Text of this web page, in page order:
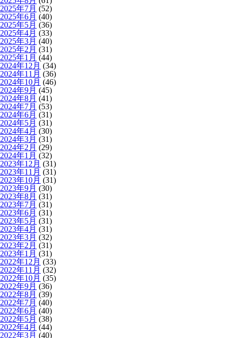
2025年7月 (52)
2025年6月 (40)
2025年5月 (36)
2025年4月 (33)
2025年3月 (40)
2025年2月 (31)
2025年1月 (44)
2024年12月 (34)
2024年11月 (36)
2024年10月 (46)
2024年9月 (45)
2024年8月 (41)
2024年7月 (53)
2024年6月 (31)
2024年5月 (31)
2024年4月 (30)
2024年3月 (31)
2024年2月 (29)
2024年1月 (32)
2023年12月 (31)
2023年11月 (31)
2023年10月 (31)
2023年9月 (30)
2023年8月 (31)
2023年7月 (31)
2023年6月 (31)
2023年5月 (31)
2023年4月 (31)
2023年3月 (32)
2023年2月 (31)
2023年1月 (31)
2022年12月 (33)
2022年11月 (32)
2022年10月 (35)
2022年9月 (36)
2022年8月 (39)
2022年7月 (40)
2022年6月 (40)
2022年5月 (38)
2022年4月 (44)
2022年3月 (40)